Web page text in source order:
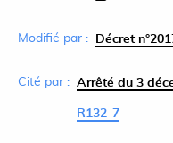
Modifié par : Décret
Cité par : Arrêté du 3
R132-7